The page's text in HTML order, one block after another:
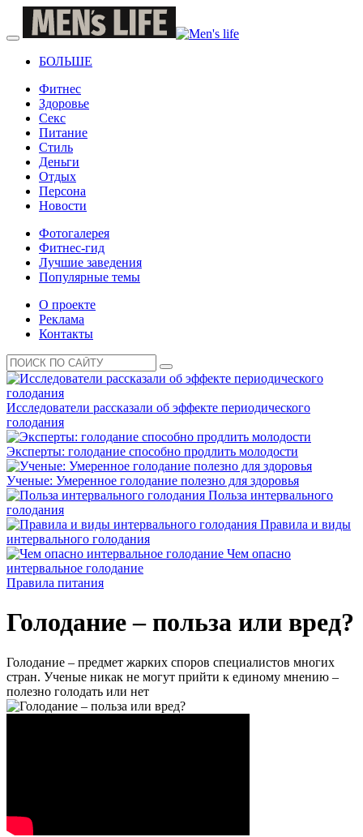
БОЛЬШЕ
Фитнес
Здоровье
Секс
Питание
Стиль
Деньги
Отдых
Персона
Новости
Фотогалерея
Фитнес-гид
Лучшие заведения
Популярные темы
О проекте
Реклама
Контакты
Исследователи рассказали об эффекте периодического
голодания
Эксперты: голодание способно продлить молодости
Ученые: Умеренное голодание полезно для здоровья
Польза интервального
голодания
Правила и виды
интервального голодания
Чем опасно
интервальное голодание
Правила питания
Голодание – польза или вред?
Голодание – предмет жарких споров специалистов многих
стран. Ученые никак не могут прийти к единому мнению –
полезно голодать или нет